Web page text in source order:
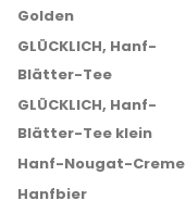
Golden
GLÜCKLICH, Hanf-
Blätter-Tee
GLÜCKLICH, Hanf-
Blätter-Tee klein
Hanf-Nougat-Creme
Hanfbier